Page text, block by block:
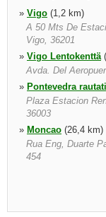
» Vigo (1,2 km)
A 50 Mts De
Vigo, 36201
» Vigo Lentokenttä
Avda. Del
» Pontevedra
Plaza Estacion
36003
» Moncao (26,4 km)
Rua Eng, Duarte
454